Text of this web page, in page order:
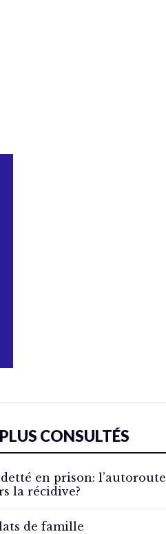
CONSULTÉS
en prison: l’autoroute
la récidive?
de famille